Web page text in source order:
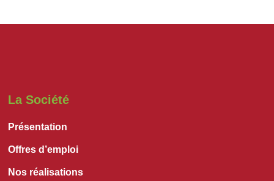
La Société
Présentation
Offres d’emploi
Nos réalisations